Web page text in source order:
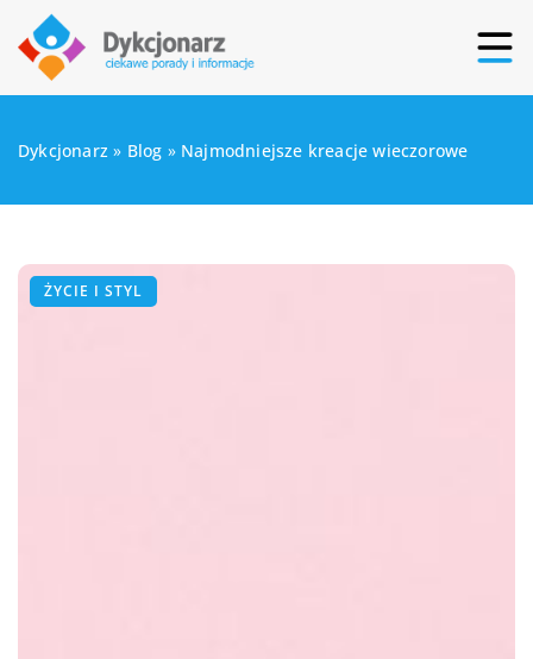
Dykcjonarz » Blog » Najmodniejsze kreacje wieczorowe
ŻYCIE I STYL